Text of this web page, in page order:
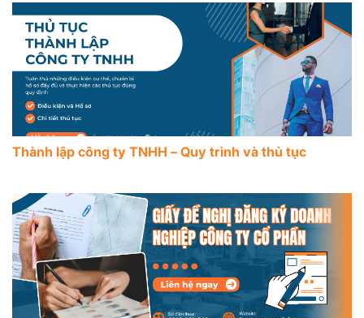
Thành lập công ty TNHH – Quy trình và thủ tục